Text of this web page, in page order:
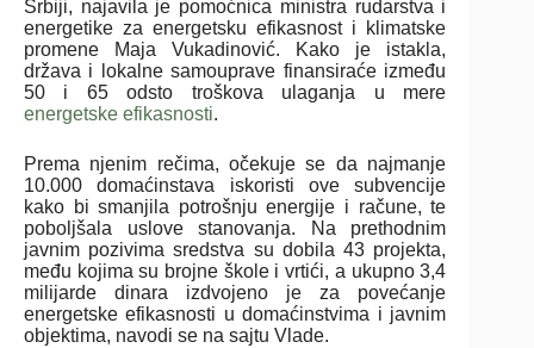
Srbiji, najavila je pomoćnica ministra rudarstva i
energetike za energetsku efikasnost i klimatske
promene Maja Vukadinović. Kako je istakla,
država i lokalne samouprave finansiraće između
50 i 65 odsto troškova ulaganja u mere
energetske efikasnosti.
Prema njenim rečima, očekuje se da najmanje
10.000 domaćinstava iskoristi ove subvencije
kako bi smanjila potrošnju energije i račune, te
poboljšala uslove stanovanja. Na prethodnim
javnim pozivima sredstva su dobila 43 projekta,
među kojima su brojne škole i vrtići, a ukupno 3,4
milijarde dinara izdvojeno je za povećanje
energetske efikasnosti u domaćinstvima i javnim
objektima, navodi se na sajtu Vlade.